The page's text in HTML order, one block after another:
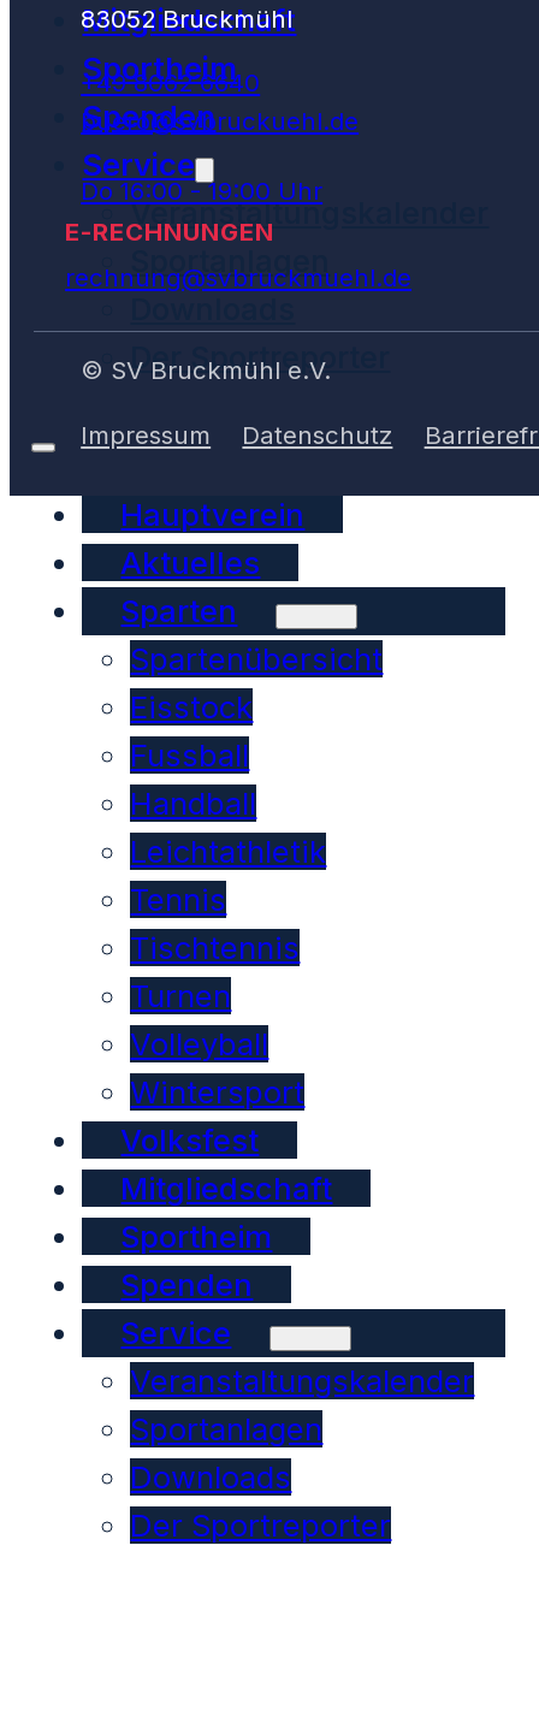
Mitgliedschaft
Sportheim
Spenden
Service
Veranstaltungskalender
Sportanlagen
Der Sportreporter
Hauptverein
Aktuelles
Sparten
Spartenübersicht
Eisstock
Fussball
Handball
Leichtathletik
Tennis
Tischtennis
Turnen
Volleyball
Wintersport
Volksfest
Mitgliedschaft
Sportheim
Spenden
Service
Veranstaltungskalender
Sportanlagen
Downloads
Der Sportreporter
83052 Bruckmühl
+49 8062 6640
buero@svbruckuehl.de
Do 16:00 - 19:00 Uhr
E-RECHNUNGEN
rechnung@svbruckmuehl.de
© SV Bruckmühl e.V.
Impressum Datenschutz